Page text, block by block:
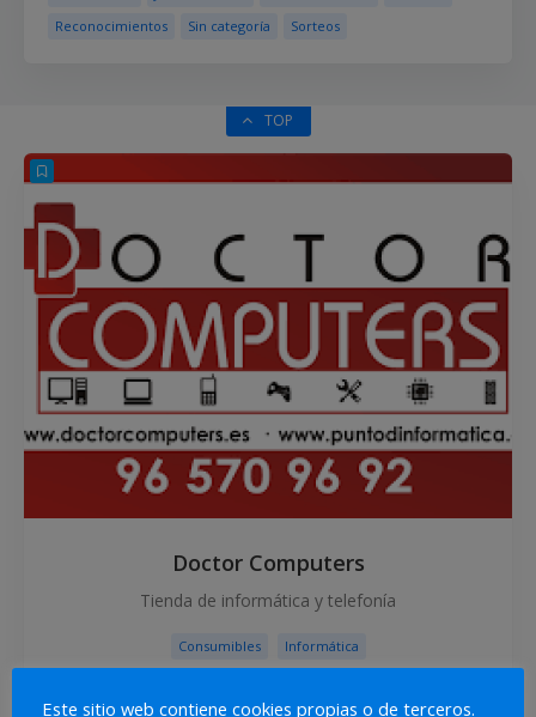
Reconocimientos
Sin categoría Sorteos
TOP
Doctor Computers
Tienda de informática y telefonía
Consumibles Informática
Este sitio web contiene cookies propias o de terceros.